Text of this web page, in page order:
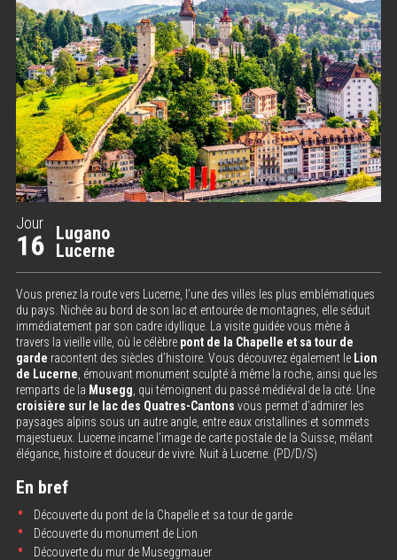
Jour
16 Lugano
Lucerne
Vous prenez la route vers Lucerne, l’une des villes les plus emblématiques
du pays. Nichée au bord de son lac et entourée de montagnes, elle séduit
immédiatement par son cadre idyllique. La visite guidée vous mène à
travers la vieille ville, où le célèbre pont de la Chapelle et sa tour de
garde racontent des siècles d’histoire. Vous découvrez également le Lion
de Lucerne , émouvant monument sculpté à même la roche, ainsi que les
remparts de la Musegg , qui témoignent du passé médiéval de la cité. Une
croisière sur le lac des Quatres-Cantons vous permet d’admirer les
paysages alpins sous un autre angle, entre eaux cristallines et sommets
majestueux. Lucerne incarne l’image de carte postale de la Suisse, mêlant
élégance, histoire et douceur de vivre. Nuit à Lucerne. (PD/D/S)
En bref
Découverte du pont de la Chapelle et sa tour de garde
Découverte du monument de Lion
Découverte du mur de Museggmauer